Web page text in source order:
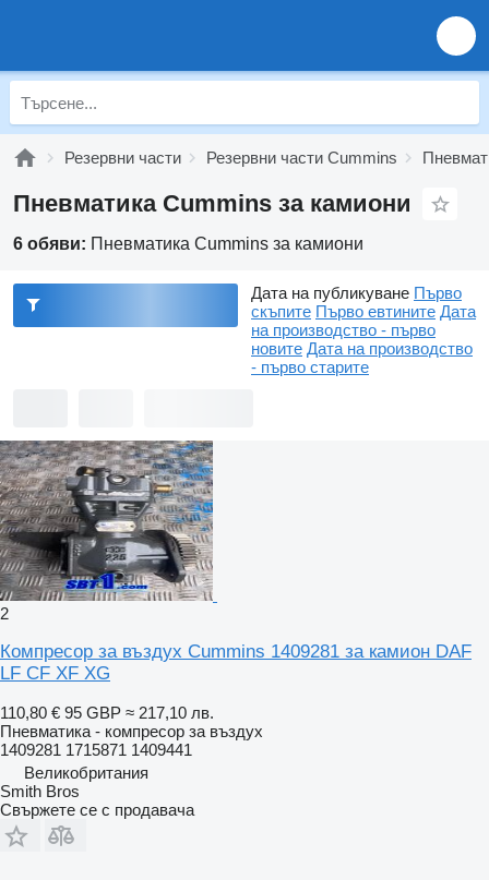
Резервни части Резервни части Cummins
Пневматика Cummins за камиони
6 обяви: Пневматика Cummins за камиони
Дата на публикуване Първо
скъпите Първо евтините Дата
на производство - първо
новите Дата на производство
- първо старите
2
Компресор за въздух Cummins 1409281 за камион DAF
LF CF XF XG
110,80 € 95 GBP ≈ 217,10 лв.
Пневматика - компресор за въздух
1409281 1715871 1409441
Великобритания
Smith Bros
Свържете се с продавача